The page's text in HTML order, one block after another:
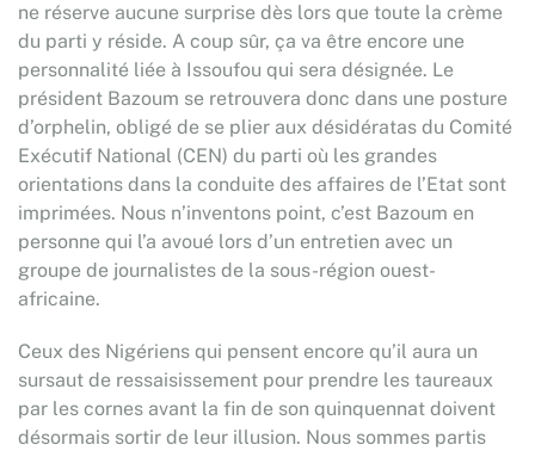
ne réserve aucune surprise dès lors que toute la crème
du parti y réside. A coup sûr, ça va être encore une
personnalité liée à Issoufou qui sera désignée. Le
président Bazoum se retrouvera donc dans une posture
d’orphelin, obligé de se plier aux désidératas du Comité
Exécutif National (CEN) du parti où les grandes
orientations dans la conduite des affaires de l’Etat sont
imprimées. Nous n’inventons point, c’est Bazoum en
personne qui l’a avoué lors d’un entretien avec un
groupe de journalistes de la sous-région ouest-
africaine.
Ceux des Nigériens qui pensent encore qu’il aura un
sursaut de ressaisissement pour prendre les taureaux
par les cornes avant la fin de son quinquennat doivent
désormais sortir de leur illusion. Nous sommes partis